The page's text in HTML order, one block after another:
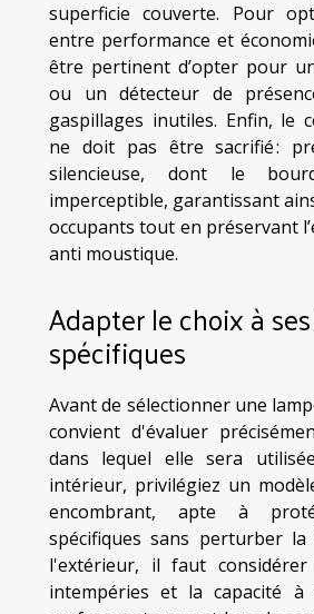
superficie couverte. Pour
entre performance et
être pertinent d’opter pour
ou un détecteur de
gaspillages inutiles. Enfin, le
ne doit pas être sacrifié :
silencieuse, dont le
imperceptible, garantissant
occupants tout en préservant
anti moustique.
Adapter le choix à
spécifiques
Avant de sélectionner une
convient d'évaluer
dans lequel elle sera
intérieur, privilégiez un
encombrant, apte à
spécifiques sans perturber
l'extérieur, il faut
intempéries et la capacité